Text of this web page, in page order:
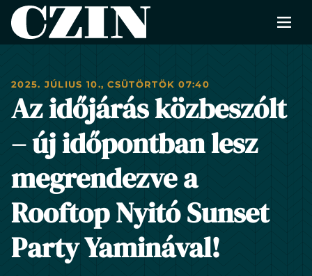
CZIN
FOTÓK
ÉTLAP
HÍREK
RENDEZVÉNYEK
KAPCSOLAT
FOGLALÁS
Az időjárás közbeszólt
– új időpontban lesz
megrendezve a
Rooftop Nyitó Sunset
Party Yaminával!
2025. JÚLIUS 10., CSÜTÖRTÖK 07:40